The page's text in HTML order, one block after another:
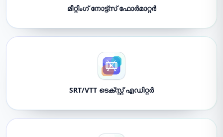
മീറ്റിംഗ് നോട്ട്സ് ഫോർമാറ്റർ
SRT/VTT ടെക്സ്റ്റ് എഡിറ്റർ